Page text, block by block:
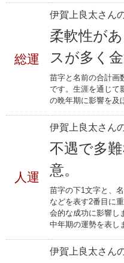
総運
伊賀上良太さん
柔軟性が
スが多く
苗字と名前の合計画
です。生涯を通じて
の晩年期に影響を及
人運
伊賀上良太さん
不遇で多
意。
苗字の下1文字と、
などを表す2番目に
会的な成功に影響し
中年期の運勢を表し
伊賀上良太さん